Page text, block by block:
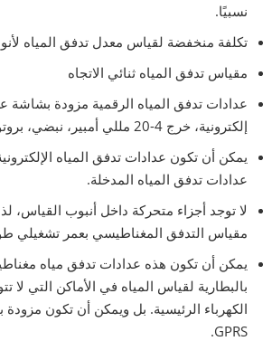
نسبيًا.
تكلفة منخفضة لقياس معدل تدفق المياه
مقياس تدفق المياه ثنائي الاتجاه
عدادات تدفق المياه الرقمية مزودة
إلكترونية، خرج 4-20 مللي أمبير، نبضي، بروتوكول هارت
يمكن أن تكون عدادات تدفق المياه
عدادات تدفق المياه المدخلة.
لا توجد أجزاء متحركة داخل أنبوب القياس،
مقياس التدفق المغناطيسي بعمر تشغيلي
يمكن أن تكون هذه عدادات تدفق مياه
بالبطارية لقياس المياه في الأماكن التي لا
الكهرباء الرئيسية. بل ويمكن أن تكون مزودة
GPRS.